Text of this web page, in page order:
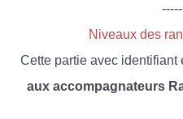
Niveaux des
Cette partie avec identifiant
aux accompagnateurs